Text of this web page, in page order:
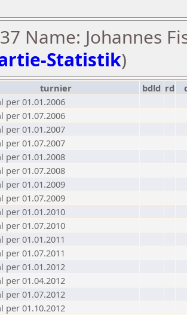
Name: Johannes
Statistik)
turnier bdld rd
per 01.01.2006
per 01.07.2006
per 01.01.2007
per 01.07.2007
per 01.01.2008
per 01.07.2008
per 01.01.2009
per 01.07.2009
per 01.01.2010
per 01.07.2010
per 01.01.2011
per 01.07.2011
per 01.01.2012
per 01.04.2012
per 01.07.2012
per 01.10.2012